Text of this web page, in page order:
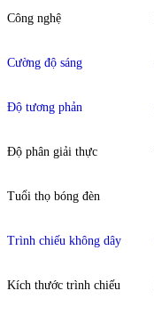
Công nghệ
Cường độ sáng
Độ tương phản
Độ phân giải thực
Tuổi thọ bóng đèn
Trình chiếu không dây
Kích thước trình chiếu